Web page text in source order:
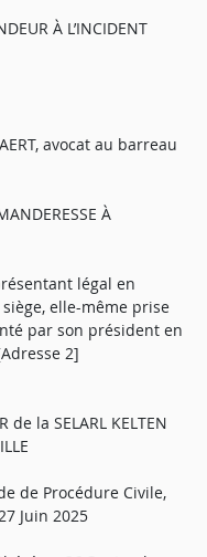
À L’INCIDENT
avocat au barreau
À
légal en
elle-même prise
par son président en
2]
la SELARL KELTEN
de Procédure Civile,
Juin 2025